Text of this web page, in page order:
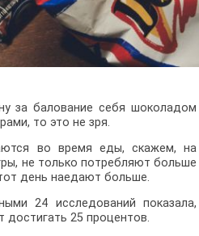
за балование себя шоколадом
то это не зря.
во время еды, скажем, на
не только потребляют больше
день наедают больше.
24 исследований показала,
достигать 25 процентов.